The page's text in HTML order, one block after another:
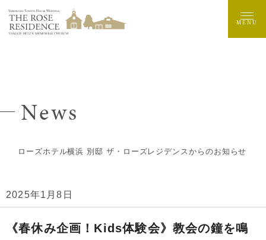
MENU
News
ローズホテル横浜 別邸 ザ・ローズレジデンスからのお知らせ
2025年1月8日
《春休み企画！Kids体験会》教会の鐘を鳴